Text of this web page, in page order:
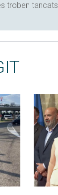
troben tancats